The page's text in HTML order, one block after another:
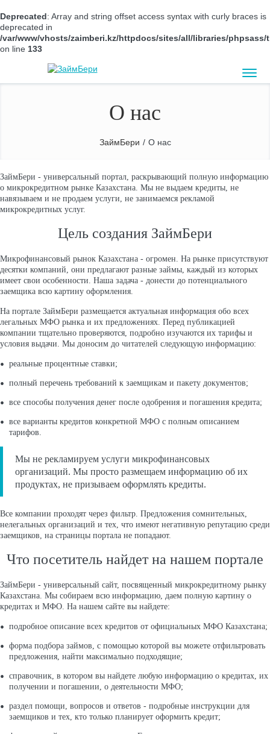
Deprecated: Array and string offset access syntax with curly braces is
deprecated in
/var/www/vhosts/zaimberi.kz/httpdocs/sites/all/libraries/phpsass/
on line 133
О нас
ЗаймБери / О нас
ЗаймБери - универсальный портал, раскрывающий полную информацию
о микрокредитном рынке Казахстана. Мы не выдаем кредиты, не
навязываем и не продаем услуги, не занимаемся рекламой
микрокредитных услуг.
Цель создания ЗаймБери
Микрофинансовый рынок Казахстана - огромен. На рынке присутствуют
десятки компаний, они предлагают разные займы, каждый из которых
имеет свои особенности. Наша задача - донести до потенциального
заемщика всю картину оформления.
На портале ЗаймБери размещается актуальная информация обо всех
легальных МФО рынка и их предложениях. Перед публикацией
компании тщательно проверяются, подробно изучаются их тарифы и
условия выдачи. Мы доносим до читателей следующую информацию:
реальные процентные ставки;
полный перечень требований к заемщикам и пакету документов;
все способы получения денег после одобрения и погашения кредита;
все варианты кредитов конкретной МФО с полным описанием
тарифов.
Мы не рекламируем услуги микрофинансовых
организаций. Мы просто размещаем информацию об их
продуктах, не призываем оформлять кредиты.
Все компании проходят через фильтр. Предложения сомнительных,
нелегальных организаций и тех, что имеют негативную репутацию среди
заемщиков, на страницы портала не попадают.
Что посетитель найдет на нашем портале
ЗаймБери - универсальный сайт, посвященный микрокредитному рынку
Казахстана. Мы собираем всю информацию, даем полную картину о
кредитах и МФО. На нашем сайте вы найдете:
подробное описание всех кредитов от официальных МФО Казахстана;
форма подбора займов, с помощью которой вы можете отфильтровать
предложения, найти максимально подходящие;
справочник, в котором вы найдете любую информацию о кредитах, их
получении и погашении, о деятельности МФО;
раздел помощи, вопросов и ответов - подробные инструкции для
заемщиков и тех, кто только планирует оформить кредит;